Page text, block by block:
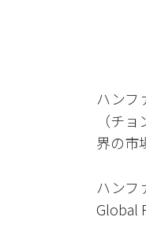
ハンフ
（チ
界の市
ハンフ
Global